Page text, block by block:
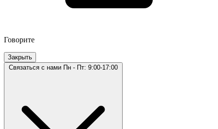
Говорите
Закрыть
Связаться с нами Пн - Пт: 9:00-17:00